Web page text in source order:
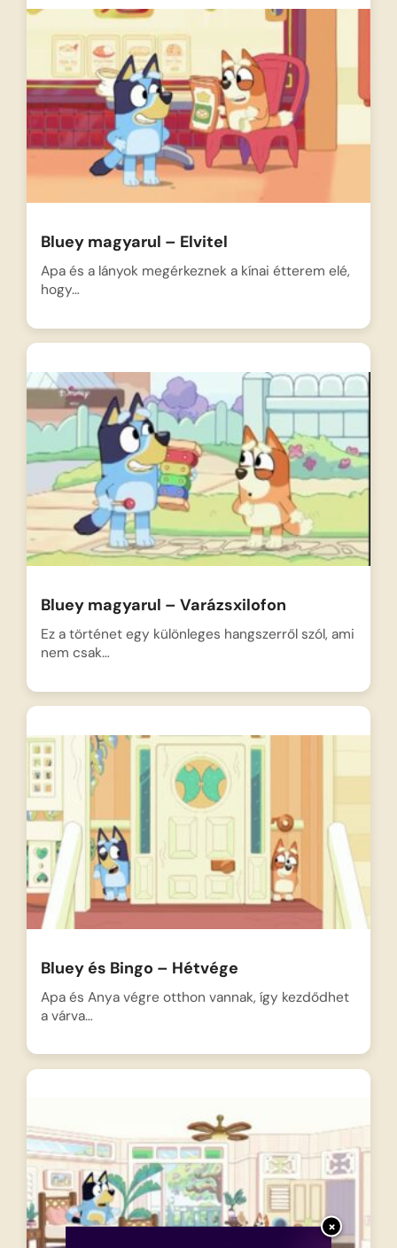
×
Bluey magyarul – Elvitel
Apa és a lányok megérkeznek a kínai étterem elé,
hogy…
Bluey magyarul – Varázsxilofon
Ez a történet egy különleges hangszerről szól, ami
nem csak…
Bluey és Bingo – Hétvége
Apa és Anya végre otthon vannak, így kezdődhet
a várva…